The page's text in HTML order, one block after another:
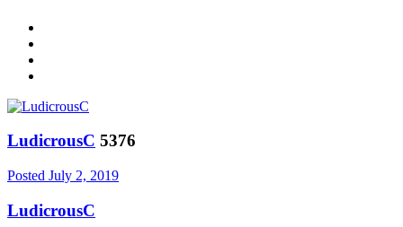
LudicrousC 5376
Posted July 2, 2019
LudicrousC